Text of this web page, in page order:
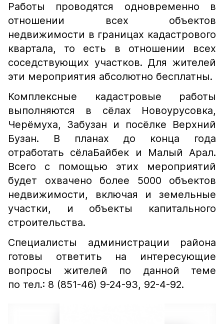
Работы проводятся одновременно в
отношении всех объектов
недвижимости в границах кадастрового
квартала, то есть в отношении всех
соседствующих участков. Для жителей
эти мероприятия абсолютно бесплатны.
Комплексные кадастровые работы
выполняются в сёлах Новоурусовка,
Черёмуха, Забузан и посёлке Верхний
Бузан. В планах до конца года
отработать сёлаБайбек и Малый Арал.
Всего с помощью этих мероприятий
будет охвачено более 5000 объектов
недвижимости, включая и земельные
участки, и объекты капитального
строительства.
Специалисты администрации района
готовы ответить на интересующие
вопросы жителей по данной теме
по тел.: 8 (851-46) 9-24-93, 92-4-92.